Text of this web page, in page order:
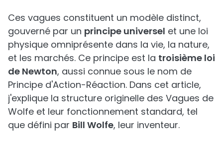
Ces vagues constituent un modèle distinct,
gouverné par un principe universel et une loi
physique omniprésente dans la vie, la nature,
et les marchés. Ce principe est la troisième loi
de Newton, aussi connue sous le nom de
Principe d'Action-Réaction. Dans cet article,
j'explique la structure originelle des Vagues de
Wolfe et leur fonctionnement standard, tel
que défini par Bill Wolfe, leur inventeur.